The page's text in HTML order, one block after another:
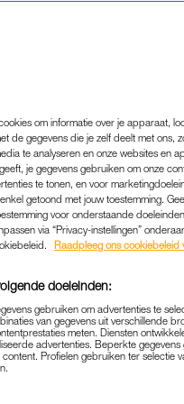
BAUER
NIET
LOEREN
BLANKESTIJN
de social rubriek
om informatie over je apparaat,
de gegevens die je zelf deelt met ons,
te analyseren en onze websites en
je gegevens gebruiken om onze
te tonen, en voor
getoond met jouw toestemming.
voor onderstaande
via “Privacy-instellingen”
Raadpleeg ons cookiebeleid
doeleinden:
gebruiken om advertenties te
van gegevens uit verschillende
meten. Diensten
advertenties. Beperkte
Profielen gebruiken ter selectie